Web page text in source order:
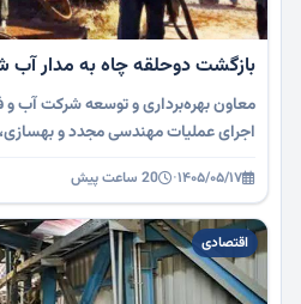
بازگشت دوحلقه چاه به مدار آب
معاون بهره‌برداری و توسعه شرکت آب و
اجرای عملیات مهندسی مجدد و
۱۴۰۵/۰۵/۱۷· 20 ساعت پیش
اقتصادی